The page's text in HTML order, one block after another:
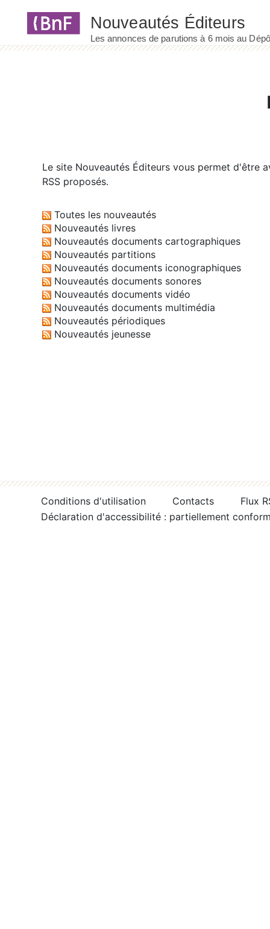
Le site Nouveautés Éditeurs vous permet d'être
RSS proposés.
Toutes les nouveautés
Nouveautés livres
Nouveautés documents cartographiques
Nouveautés partitions
Nouveautés documents iconographiques
Nouveautés documents sonores
Nouveautés documents vidéo
Nouveautés documents multimédia
Nouveautés périodiques
Nouveautés jeunesse
Conditions d'utilisation Contacts
Flux
Déclaration d'accessibilité : partiellement